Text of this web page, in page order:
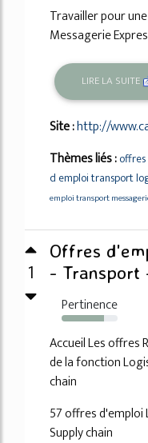
Travailler pour
Messagerie
LIRE LA SUITE
Site :http://
Thèmes liés :
d emploi transport
emploi transport
1
Offres
- Transport
Pertinence
76%
Accueil Les offres
de la fonction
chain
57 offres
Supply chain